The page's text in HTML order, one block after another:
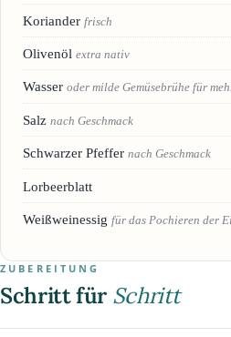
Koriander frisch
Olivenöl extra nativ
Wasser oder milde Gemüsebrühe für
Salz nach Geschmack
Schwarzer Pfeffer nach Geschmack
Lorbeerblatt
Weißweinessig für das Pochieren der
ZUBEREITUNG
Schritt für Schritt